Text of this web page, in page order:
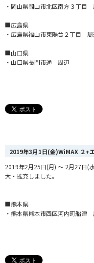
・岡山県岡山市北区南方３丁目
■広島県
・広島県福山市東陽台２丁目 周
■山口県
・山口県長門市通 周辺
2019年3月1日(金)WiMAX ２+
2019年2月25日(月) ～ 2月27日(
大・拡充しました。
■熊本県
・熊本県熊本市西区河内町船津